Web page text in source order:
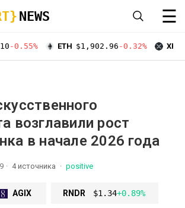
NEWS ☰
-0.55% ETH $1,902.96 -0.32% XRP
возглавили рост
в начале 2026 года
4 источника positive
AGIX RNDR $1.34+0.89%